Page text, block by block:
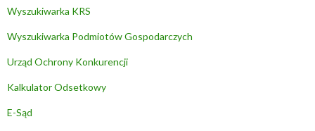
Wyszukiwarka KRS
Wyszukiwarka Podmiotów Gospodarczych
Urząd Ochrony Konkurencji
Kalkulator Odsetkowy
E-Sąd